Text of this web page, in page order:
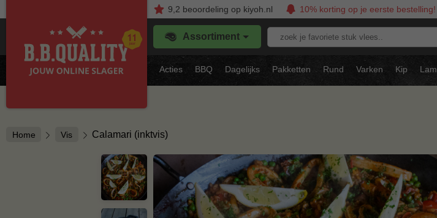
9,2 beoordelingop kiyoh.nl 10% korting op je eerste bestelling!
Assortiment
Zoek
stuk
vlees..
Acties BBQ Dagelijks Pakketten Rund Varken Kip Lam
Home Vis Calamari (inktvis)